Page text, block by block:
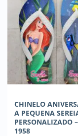
CHINELO
A PEQUENA
PERSONALIZADO
1958